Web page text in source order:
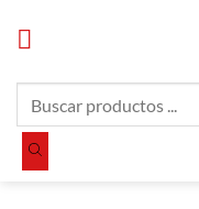
productos